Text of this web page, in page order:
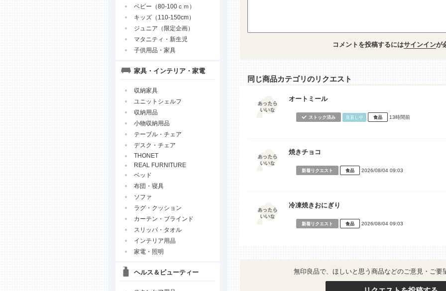
ベビー（80-100ｃｍ）
キッズ（110-150cm）
ジュニア（限定企画）
マタニティ・新生児
子供用品・家具
家具・インテリア・家電
収納家具
ユニットシェルフ
収納用品
小物収納用品
テーブル・チェア
デスク・チェア
THONET
REAL FURNITURE
ベッド
布団・寝具
ソファ
ラグ・クッション
カーテン・ブラインド
スリッパ・タオル
インテリア用品
家電・照明
ヘルス＆ビューティー
コメントを投稿するにはサインインが
同じ商品カテゴリのリクエスト
オートミール
ストック済み 見直し中 食品 13時間前
焼きチョコ
新着リクエスト 食品 2026/08/04 09:03
冷凍焼きおにぎり
新着リクエスト 食品 2026/08/04 09:03
無印良品で、ほしいと思う商品などのご意見・ご要